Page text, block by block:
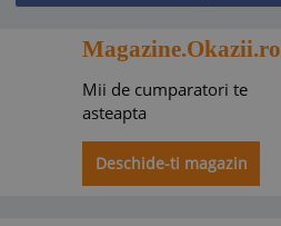
Magazine.Okazii.ro
Mii de cumparatori te
asteapta
Deschide-ti magazin